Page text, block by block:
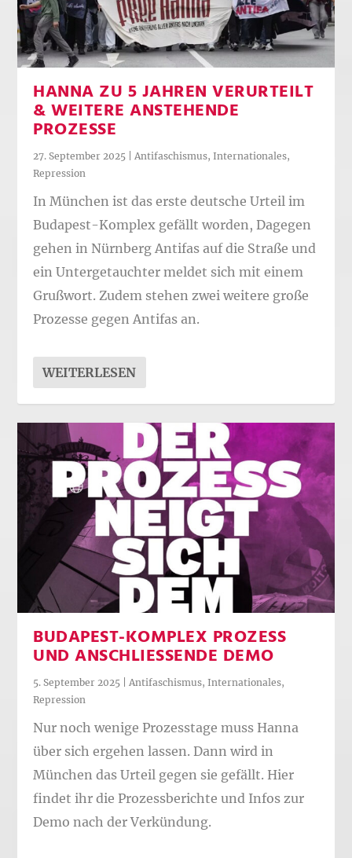
HANNA ZU 5 JAHREN VERURTEILT
& WEITERE ANSTEHENDE
PROZESSE
27. September 2025 Antifaschismus,Internationales,
Repression
In München ist das erste deutsche Urteil im
Budapest-Komplex gefällt worden, Dagegen
gehen in Nürnberg Antifas auf die Straße und
ein Untergetauchter meldet sich mit einem
Grußwort. Zudem stehen zwei weitere große
Prozesse gegen Antifas an.
WEITERLESEN
BUDAPEST-KOMPLEX PROZESS
UND ANSCHLIESSENDE DEMO
5. September 2025 Antifaschismus,Internationales,
Repression
Nur noch wenige Prozesstage muss Hanna
über sich ergehen lassen. Dann wird in
München das Urteil gegen sie gefällt. Hier
findet ihr die Prozessberichte und Infos zur
Demo nach der Verkündung.